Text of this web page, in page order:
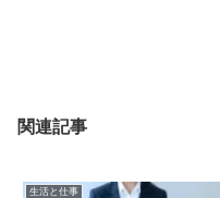
関連記事
生活と仕事